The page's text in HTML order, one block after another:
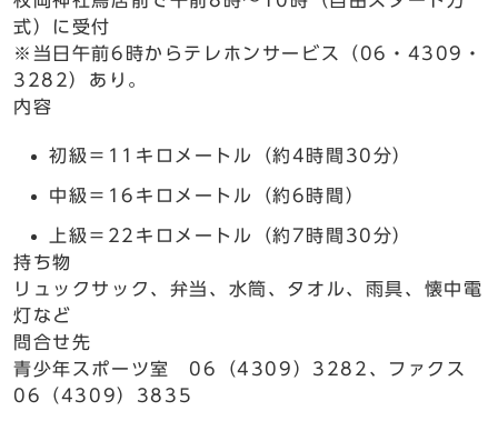
式）に受付
※当日午前6時からテレホンサービス（06・4309・
3282）あり。
内容
初級＝11キロメートル（約4時間30分）
中級＝16キロメートル（約6時間）
上級＝22キロメートル（約7時間30分）
持ち物
リュックサック、弁当、水筒、タオル、雨具、懐中電
灯など
問合せ先
青少年スポーツ室 06（4309）3282、ファクス
06（4309）3835